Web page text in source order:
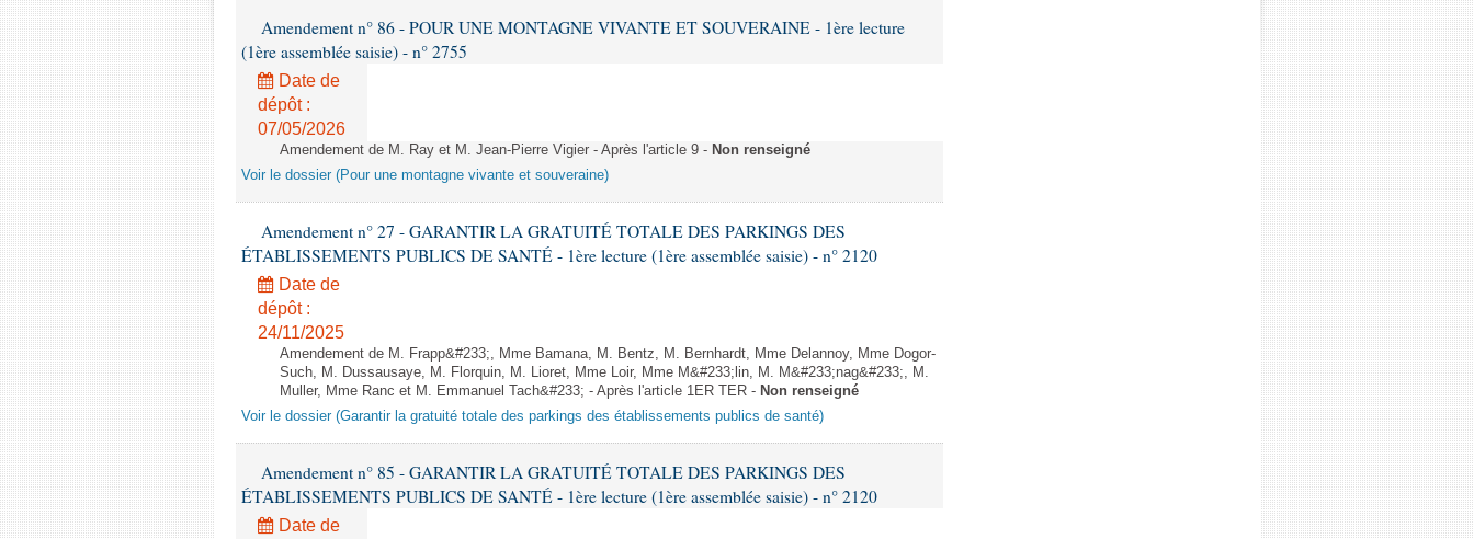
Amendement n° 86 - POUR UNE MONTAGNE VIVANTE ET SOUVERAINE - 1ère lecture
(1ère assemblée saisie) - n° 2755
Date de
dépôt :
07/05/2026
Amendement de M. Ray et M. Jean-Pierre Vigier - Après l'article 9 - Non renseigné
Voir le dossier (Pour une montagne vivante et souveraine)
Amendement n° 27 - GARANTIR LA GRATUITÉ TOTALE DES PARKINGS DES
ÉTABLISSEMENTS PUBLICS DE SANTÉ - 1ère lecture (1ère assemblée saisie) - n° 2120
Date de
dépôt :
24/11/2025
Amendement de M. Frapp&#233;, Mme Bamana, M. Bentz, M. Bernhardt, Mme Delannoy, Mme Dogor-
Such, M. Dussausaye, M. Florquin, M. Lioret, Mme Loir, Mme M&#233;lin, M. M&#233;nag&#233;, M.
Muller, Mme Ranc et M. Emmanuel Tach&#233; - Après l'article 1ER TER - Non renseigné
Voir le dossier (Garantir la gratuité totale des parkings des établissements publics de santé)
Amendement n° 85 - GARANTIR LA GRATUITÉ TOTALE DES PARKINGS DES
ÉTABLISSEMENTS PUBLICS DE SANTÉ - 1ère lecture (1ère assemblée saisie) - n° 2120
Date de